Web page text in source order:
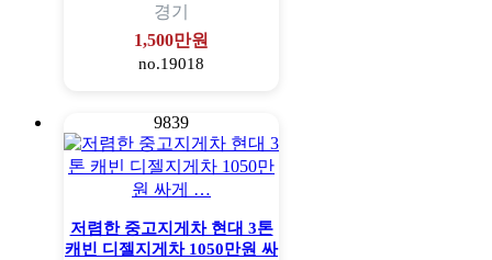
경기
1,500만원
no.19018
9839
저렴한 중고지게차 현대 3톤
캐빈 디젤지게차 1050만원 싸